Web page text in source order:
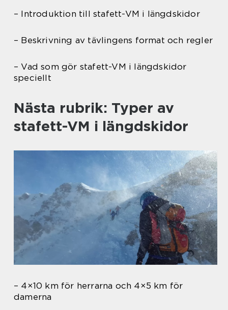
– Introduktion till stafett-VM i längdskidor
– Beskrivning av tävlingens format och regler
– Vad som gör stafett-VM i längdskidor
speciellt
Nästa rubrik: Typer av
stafett-VM i längdskidor
– 4×10 km för herrarna och 4×5 km för
damerna